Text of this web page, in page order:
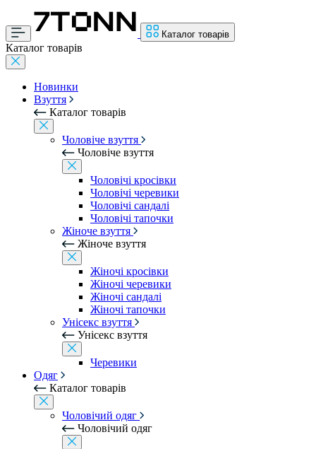
Каталог товарів
Каталог товарів
Новинки
Взуття
Каталог товарів
Чоловіче взуття
Чоловіче взуття
Чоловічі кросівки
Чоловічі черевики
Чоловічі сандалі
Чоловічі тапочки
Жіноче взуття
Жіноче взуття
Жіночі кросівки
Жіночі черевики
Жіночі сандалі
Жіночі тапочки
Унісекс взуття
Унісекс взуття
Черевики
Одяг
Каталог товарів
Чоловічий одяг
Чоловічий одяг